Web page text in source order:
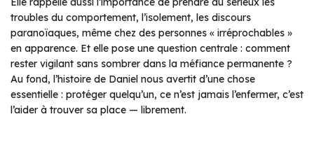
troubles du comportement, l’isolement, les discours
paranoïaques, même chez des personnes « irréprochables »
en apparence. Et elle pose une question centrale : comment
rester vigilant sans sombrer dans la méfiance permanente ?
Au fond, l’histoire de Daniel nous avertit d’une chose
essentielle : protéger quelqu’un, ce n’est jamais l’enfermer, c’est
l’aider à trouver sa place — librement.